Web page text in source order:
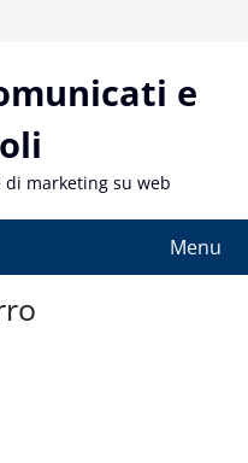
e
di marketing su web
Menu